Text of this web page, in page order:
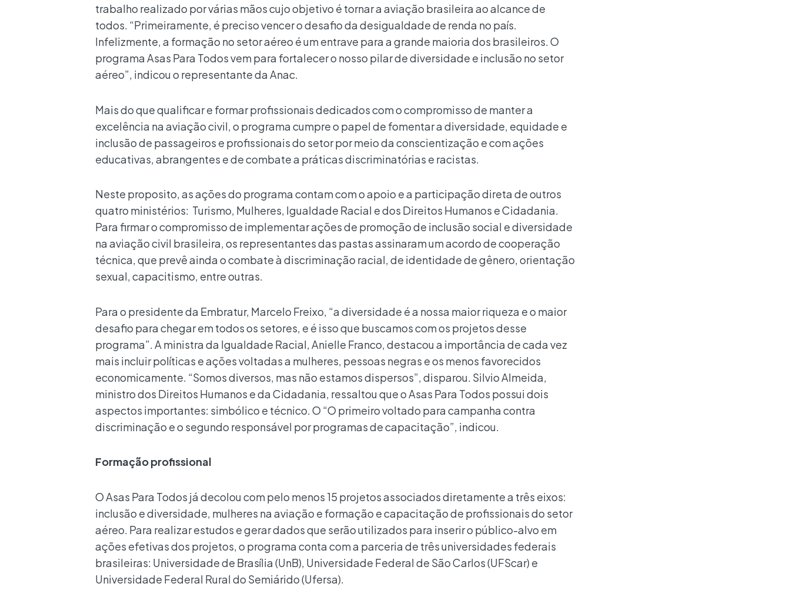
trabalho realizado por várias mãos cujo objetivo é tornar a aviação brasileira ao alcance de
todos. “Primeiramente, é preciso vencer o desafio da desigualdade de renda no país.
Infelizmente, a formação no setor aéreo é um entrave para a grande maioria dos brasileiros. O
programa Asas Para Todos vem para fortalecer o nosso pilar de diversidade e inclusão no setor
aéreo”, indicou o representante da Anac.
Mais do que qualificar e formar profissionais dedicados com o compromisso de manter a
excelência na aviação civil, o programa cumpre o papel de fomentar a diversidade, equidade e
inclusão de passageiros e profissionais do setor por meio da conscientização e com ações
educativas, abrangentes e de combate a práticas discriminatórias e racistas.
Neste proposito, as ações do programa contam com o apoio e a participação direta de outros
quatro ministérios: Turismo, Mulheres, Igualdade Racial e dos Direitos Humanos e Cidadania.
Para firmar o compromisso de implementar ações de promoção de inclusão social e diversidade
na aviação civil brasileira, os representantes das pastas assinaram um acordo de cooperação
técnica, que prevê ainda o combate à discriminação racial, de identidade de gênero, orientação
sexual, capacitismo, entre outras.
Para o presidente da Embratur, Marcelo Freixo, “a diversidade é a nossa maior riqueza e o maior
desafio para chegar em todos os setores, e é isso que buscamos com os projetos desse
programa”. A ministra da Igualdade Racial, Anielle Franco, destacou a importância de cada vez
mais incluir políticas e ações voltadas a mulheres, pessoas negras e os menos favorecidos
economicamente. “Somos diversos, mas não estamos dispersos”, disparou. Silvio Almeida,
ministro dos Direitos Humanos e da Cidadania, ressaltou que o Asas Para Todos possui dois
aspectos importantes: simbólico e técnico. O “O primeiro voltado para campanha contra
discriminação e o segundo responsável por programas de capacitação”, indicou.
Formação profissional
O Asas Para Todos já decolou com pelo menos 15 projetos associados diretamente a três eixos:
inclusão e diversidade, mulheres na aviação e formação e capacitação de profissionais do setor
aéreo. Para realizar estudos e gerar dados que serão utilizados para inserir o público-alvo em
ações efetivas dos projetos, o programa conta com a parceria de três universidades federais
brasileiras: Universidade de Brasília (UnB), Universidade Federal de São Carlos (UFScar) e
Universidade Federal Rural do Semiárido (Ufersa).